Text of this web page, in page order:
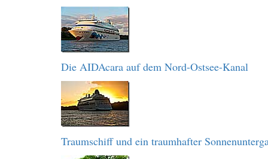
Die AIDAcara auf dem Nord-Ostsee-Kanal
Traumschiff und ein traumhafter